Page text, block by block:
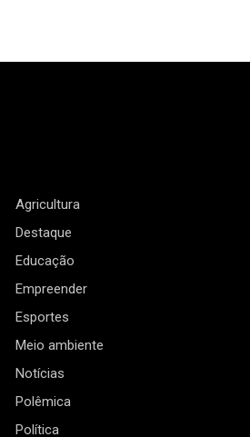
Agricultura
Destaque
Educação
Empreender
Esportes
Meio ambiente
Notícias
Polêmica
Política